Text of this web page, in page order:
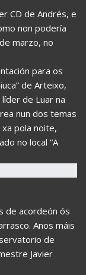
CD de Andrés, e
non podería
marzo, no
para os
de Arteixo,
de Luar na
nun dos temas
pola noite,
no local “A
de acordeón ós
Anos máis
de
Javier